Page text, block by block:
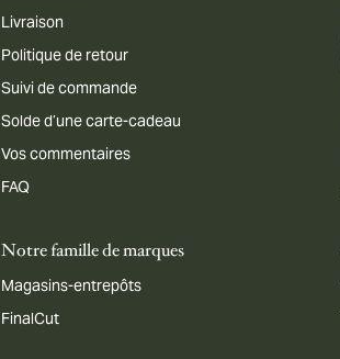
Livraison
Politique de retour
Suivi de commande
Solde d’une carte-cadeau
Vos commentaires
FAQ
Notre famille de marques
Magasins-entrepôts
FinalCut